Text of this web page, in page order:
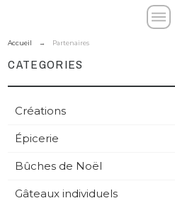
Accueil Partenaires
CATEGORIES
Créations
Épicerie
Bûches de Noël
Gâteaux individuels